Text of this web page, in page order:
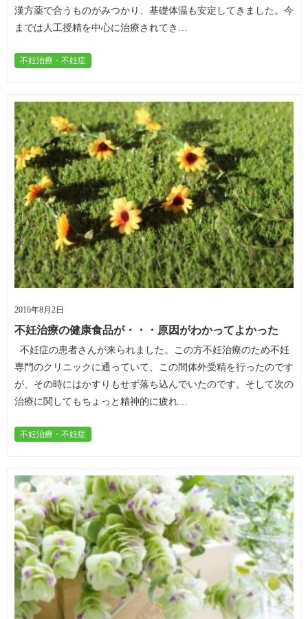
漢方薬で合うものがみつかり、基礎体温も安定してきました。今
までは人工授精を中心に治療されてき…
不妊治療・不妊症
2016年8月2日
不妊治療の健康食品が・・・原因がわかってよかった
不妊症の患者さんが来られました。この方不妊治療のため不妊
専門のクリニックに通っていて、この間体外受精を行ったのです
が、その時にはかすりもせず落ち込んでいたのです。そして次の
治療に関してもちょっと精神的に疲れ…
不妊治療・不妊症